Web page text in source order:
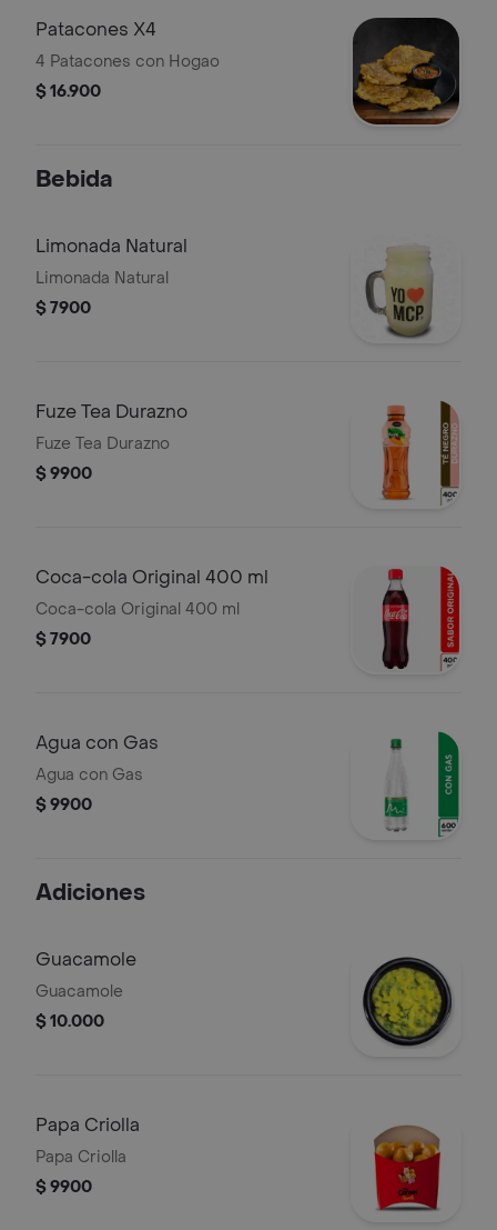
Patacones X4
4 Patacones con Hogao
$ 16.900
Bebida
Limonada Natural
Limonada Natural
$ 7900
Fuze Tea Durazno
Fuze Tea Durazno
$ 9900
Coca-cola Original 400 ml
Coca-cola Original 400 ml
$ 7900
Agua con Gas
Agua con Gas
$ 9900
Adiciones
Guacamole
Guacamole
$ 10.000
Papa Criolla
Papa Criolla
$ 9900